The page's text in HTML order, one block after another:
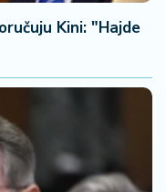
Kini: "Hajde